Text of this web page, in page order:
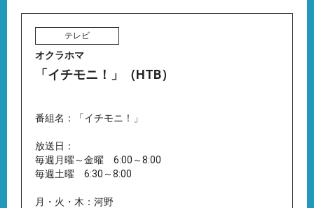
テレビ
オクラホマ
「イチモニ！」（HTB）
番組名：「イチモニ！」
放送日：
毎週月曜～金曜 6:00～8:00
毎週土曜 6:30～8:00
月・火・木：河野